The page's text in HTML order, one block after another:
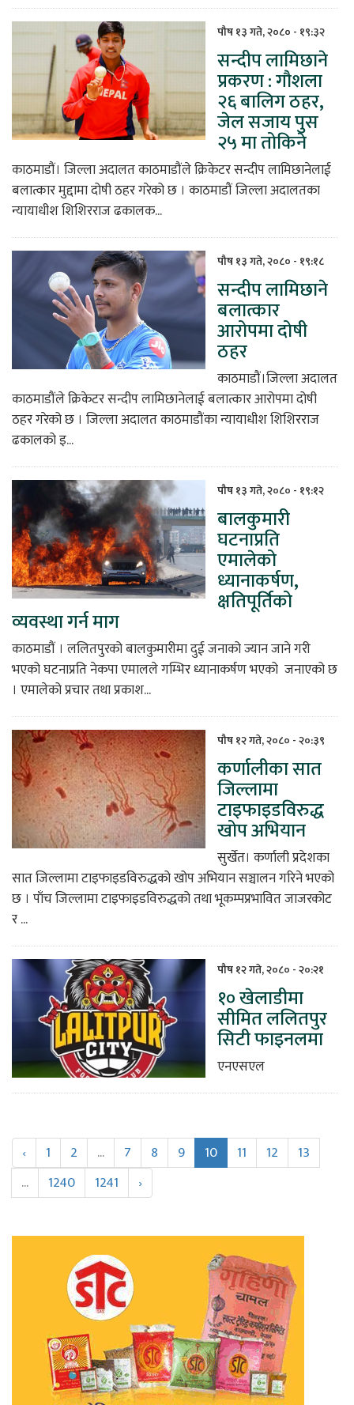
पौष १३ गते, २०८० - १९:३२
सन्दीप लामिछाने
प्रकरण : गौशला
२६ बालिग ठहर,
जेल सजाय पुस
२५ मा तोकिने
काठमाडौं। जिल्ला अदालत काठमाडौंले क्रिकेटर सन्दीप लामिछानेलाई
बलात्कार मुद्दामा दोषी ठहर गरेको छ । काठमाडौं जिल्ला अदालतका
न्यायाधीश शिशिरराज ढकालक...
पौष १३ गते, २०८० - १९:१८
सन्दीप लामिछाने
बलात्कार
आरोपमा दोषी
ठहर
काठमाडौं।जिल्ला अदालत
काठमाडौंले क्रिकेटर सन्दीप लामिछानेलाई बलात्कार आरोपमा दोषी
ठहर गरेको छ । जिल्ला अदालत काठमाडौंका न्यायाधीश शिशिरराज
ढकालको इ...
पौष १३ गते, २०८० - १९:१२
बालकुमारी
घटनाप्रति
एमालेको
ध्यानाकर्षण,
क्षतिपूर्तिको
व्यवस्था गर्न माग
काठमाडौं । ललितपुरको बालकुमारीमा दुई जनाको ज्यान जाने गरी
भएको घटनाप्रति नेकपा एमालले गम्भिर ध्यानाकर्षण भएको जनाएको छ
। एमालेको प्रचार तथा प्रकाश...
पौष १२ गते, २०८० - २०:३९
कर्णालीका सात
जिल्लामा
टाइफाइडविरुद्ध
खोप अभियान
सुर्खेत। कर्णाली प्रदेशका
सात जिल्लामा टाइफाइडविरुद्धको खोप अभियान सञ्चालन गरिने भएको
छ । पाँच जिल्लामा टाइफाइडविरुद्धको तथा भूकम्पप्रभावित जाजरकोट
र ...
पौष १२ गते, २०८० - २०:२१
१० खेलाडीमा
सीमित ललितपुर
सिटी फाइनलमा
एनएसएल
‹ 1 2 ... 7 8 9 10 11 12
13
...
1240 1241 ›